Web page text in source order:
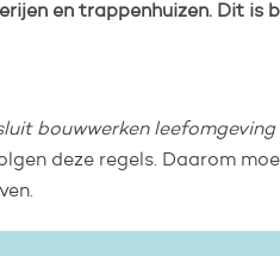
en trappenhuizen. Dit is
bouwwerken leefomgeving
deze regels. Daarom